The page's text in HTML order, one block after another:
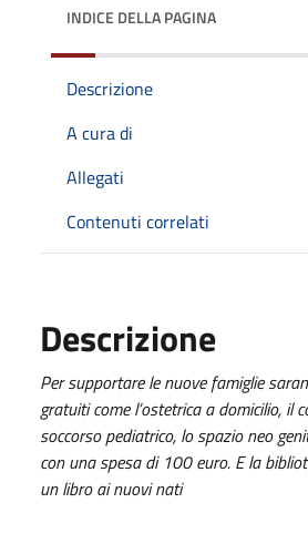
INDICE DELLA PAGINA
Descrizione
A cura di
Allegati
Contenuti correlati
Descrizione
Per supportare le nuove famiglie
gratuiti come l’ostetrica a domicilio, il
soccorso pediatrico, lo spazio neo
con una spesa di 100 euro. E la
un libro ai nuovi nati